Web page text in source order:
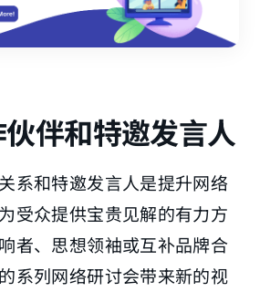
伴和特邀发言人
系和特邀发言人是提升网络
受众提供宝贵见解的有力方
者、思想领袖或互补品牌合
系列网络研讨会带来新的视